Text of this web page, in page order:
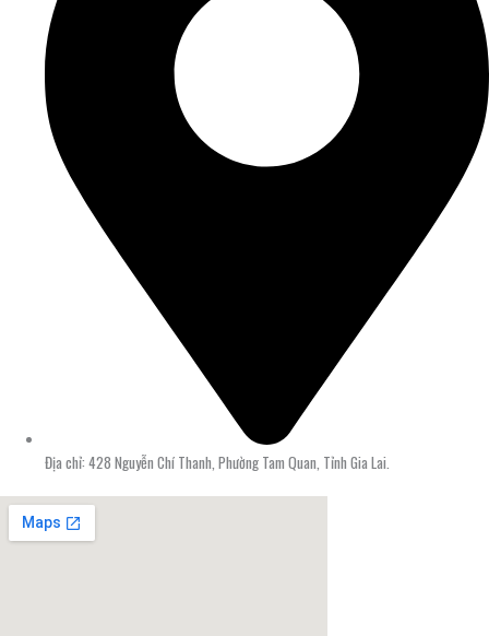
Địa chỉ: 428 Nguyễn Chí Thanh, Phường Tam Quan, Tỉnh Gia Lai.